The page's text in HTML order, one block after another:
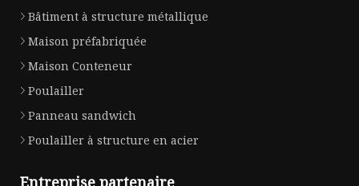
Bâtiment à structure métallique
Maison préfabriquée
Maison Conteneur
Poulailler
Panneau sandwich
Poulailler à structure en acier
Entreprise partenaire